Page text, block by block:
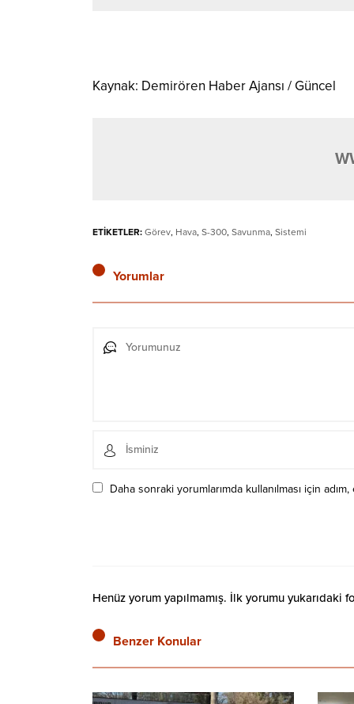
Kaynak: Demirören Haber Ajansı / Güncel
ETİKETLER: Görev, Hava, S-300, Savunma, Sistemi
Yorumlar
Daha sonraki yorumlarımda kullanılması için
Henüz yorum yapılmamış. İlk yorumu yukarıdaki
Benzer Konular